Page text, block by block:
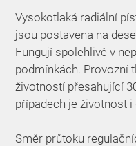
Vysokotlaká radiální
jsou postavena na
Fungují spolehlivě v
podmínkách. Provozní
životností přesahující
případech je životnost i
Směr průtoku